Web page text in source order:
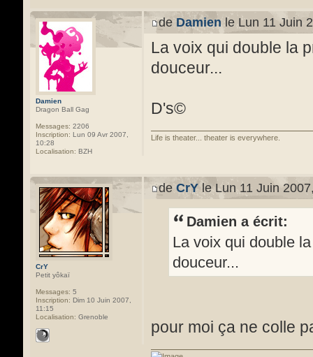
Damien
Dragon Ball Gag
Messages: 2206
Inscription: Lun 09 Avr 2007,
10:28
Localisation: BZH
deDamien le Lun 11 Juin
La voix qui double la
douceur...
D's©
Life is theater... theater is everywhere.
CrY
Petit yôkaï
Messages: 5
Inscription: Dim 10 Juin 2007,
11:15
Localisation: Grenoble
deCrY le Lun 11 Juin
Damien a écrit:
La voix qui double
douceur...
pour moi ça ne colle